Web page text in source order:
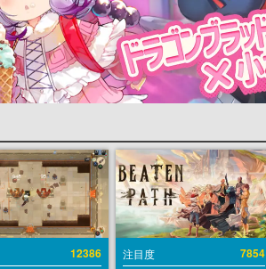
12386 注目度 7854